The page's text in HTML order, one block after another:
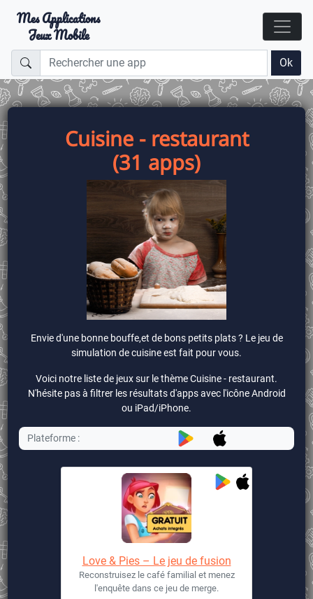
Mes Applications
Jeux Mobile
Ok
Cuisine - restaurant
(31 apps)
Envie d'une bonne bouffe,et de bons petits plats ? Le jeu de
simulation de cuisine est fait pour vous.
Voici notre liste de jeux sur le thème Cuisine - restaurant.
N'hésite pas à filtrer les résultats d'apps avec l'icône Android
ou iPad/iPhone.
Plateforme :
Love & Pies – Le jeu de fusion
Reconstruisez le café familial et menez
l'enquête dans ce jeu de merge.